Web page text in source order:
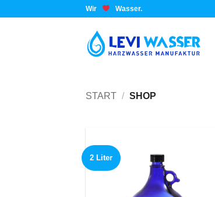
Wir Wasser.
START / SHOP
2 Liter